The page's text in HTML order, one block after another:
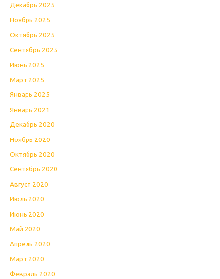
Декабрь 2025
Ноябрь 2025
Октябрь 2025
Сентябрь 2025
Июнь 2025
Март 2025
Январь 2025
Январь 2021
Декабрь 2020
Ноябрь 2020
Октябрь 2020
Сентябрь 2020
Август 2020
Июль 2020
Июнь 2020
Май 2020
Апрель 2020
Март 2020
Февраль 2020